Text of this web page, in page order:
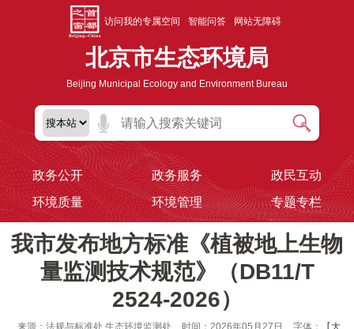
访问我的专属空间 智能问答 网站无障碍
北京市生态环境局
Beijing Municipal Ecology and Environment Bureau
政务公开 政务服务
政民互动
环境质量
环境管理 专题专栏
我市发布地方标准《植被地上生物
量监测技术规范》（DB11/T
2524-2026）